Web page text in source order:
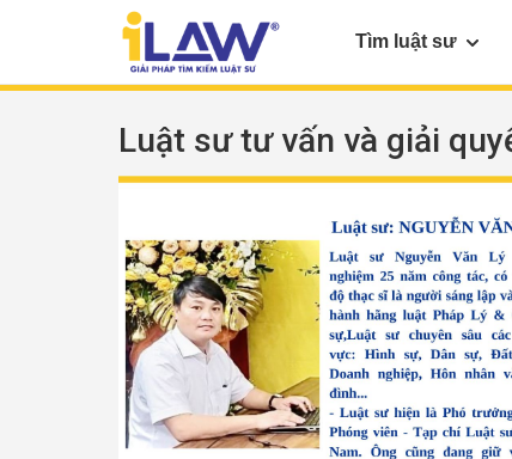
Tìm luật sư
Luật sư tư vấn và giải